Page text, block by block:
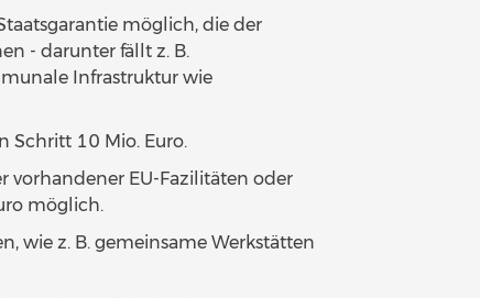
möglich, die der
- darunter fällt z. B.
Infrastruktur wie
Schritt 10 Mio. Euro.
vorhandener EU-Fazilitäten oder
möglich.
wie z. B. gemeinsame Werkstätten